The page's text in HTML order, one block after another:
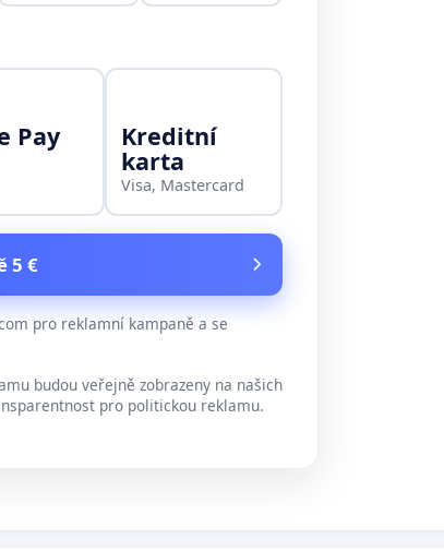
Pay Kreditní
karta
Visa, Mastercard
5 €
pro reklamní kampaně a se
budou veřejně zobrazeny na našich
pro politickou reklamu.